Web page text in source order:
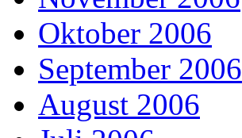
Oktober 2006
September 2006
August 2006